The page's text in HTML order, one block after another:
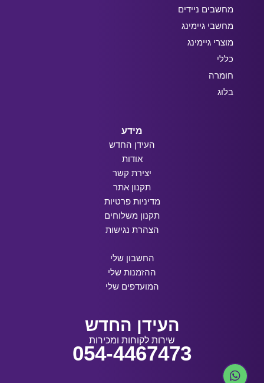
מחשבים ניידים
מחשבי גיימינג
מוצרי גיימינג
כללי
חומרה
בלוג
מידע
העידן החדש
אודות
יצירת קשר
תקנון אתר
מדיניות פרטיות
תקנון משלוחים
הצהרת נגישות
החשבון שלי
ההזמנות שלי
המועדפים שלי
העידן החדש
שירות לקוחות ומכירות
054-4467473